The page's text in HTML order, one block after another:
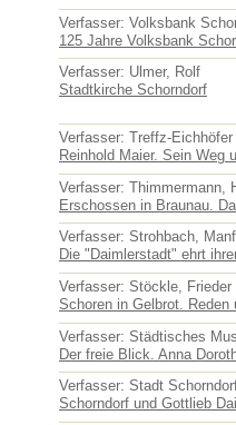
Verfasser: Volksbank
125 Jahre Volksbank
Verfasser: Ulmer, Rolf
Stadtkirche Schorndorf
Verfasser: Treffz-Eichhöfer
Reinhold Maier. Sein Weg
Verfasser: Thimmermann,
Erschossen in Braunau.
Verfasser: Strohbach,
Die "Daimlerstadt" ehrt
Verfasser: Stöckle, Frieder
Schoren in Gelbrot. Reden
Verfasser: Städtisches
Der freie Blick. Anna
Verfasser: Stadt
Schorndorf und Gottlieb